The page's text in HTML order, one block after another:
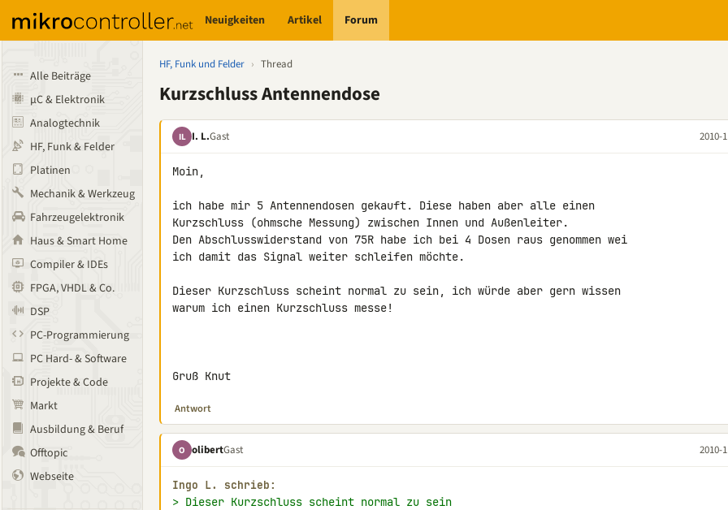
Neuigkeiten Artikel Forum
Alle Beiträge
µC & Elektronik
Analogtechnik
HF, Funk & Felder
Platinen
Mechanik & Werkzeug
Fahrzeugelektronik
Haus & Smart Home
Compiler & IDEs
FPGA, VHDL & Co.
DSP
PC-Programmierung
PC Hard- & Software
Projekte & Code
Markt
Ausbildung & Beruf
Offtopic
Webseite
HF, Funk und Felder › Thread
Kurzschluss Antennendose
IL I. L.Gast 2010-
Moin,
ich habe mir 5 Antennendosen gekauft. Diese haben aber alle einen
Kurzschluss (ohmsche Messung) zwischen Innen und Außenleiter.
Den Abschlusswiderstand von 75R habe ich bei 4 Dosen raus genommen wei
ich damit das Signal weiter schleifen möchte.
Dieser Kurzschluss scheint normal zu sein, ich würde aber gern wissen
warum ich einen Kurzschluss messe!
Gruß Knut
Antwort
O olibertGast 2010-
Ingo L. schrieb:
> Dieser Kurzschluss scheint normal zu sein